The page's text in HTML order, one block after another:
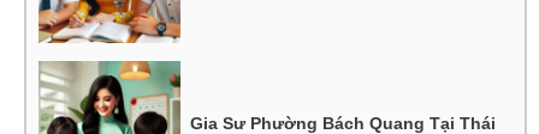
Gia Sư Phường Bách Quang Tại Thái